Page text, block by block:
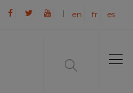
| en fr es